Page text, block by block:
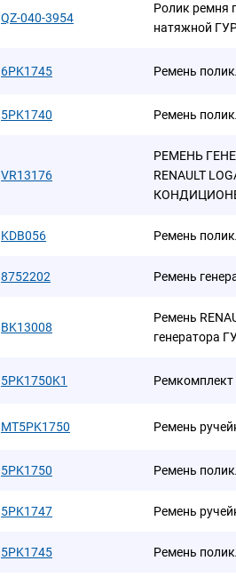
QZ-040-3954
Ролик ремня
натяжной
6PK1745 Ремень
5PK1740 Ремень
VR13176
РЕМЕНЬ
RENAULT
KDB056 Ремень
8752202 Ремень
BK13008
Ремень
генератора
5PK1750K1 Ремкомплект
MT5PK1750 Ремень
5PK1750 Ремень
5PK1747 Ремень
5PK1745 Ремень